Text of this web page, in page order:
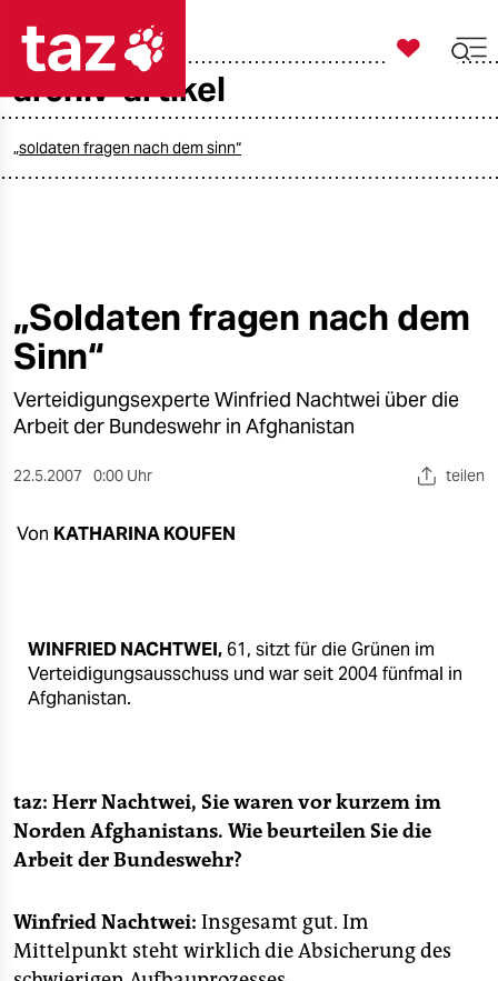
taz zahl ich
öko
gesellschaft
kultur
nord
verlag
verlag
fragen & hilfe
unterstützen
abo
genossenschaft

taz zahl ich
archiv-artikel
„soldaten fragen nach dem sinn“
„Soldaten fragen nach dem
Sinn“
Verteidigungsexperte Winfried Nachtwei über die
Arbeit der Bundeswehr in Afghanistan
22.5.2007 0:00 Uhr teilen
Von KATHARINA KOUFEN
WINFRIED NACHTWEI, 61, sitzt für die Grünen im
Verteidigungsausschuss und war seit 2004 fünfmal in
Afghanistan.
taz: Herr Nachtwei, Sie waren vor kurzem im
Norden Afghanistans. Wie beurteilen Sie die
Arbeit der Bundeswehr?
Winfried Nachtwei: Insgesamt gut. Im
Mittelpunkt steht wirklich die Absicherung des